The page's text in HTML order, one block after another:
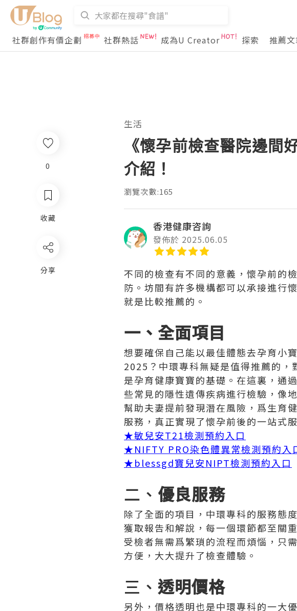
社群創作有價企劃
社群熱話 成為U Creator 探索 推薦
生活
《懷孕前檢查醫院邊間
介紹！
瀏覽次數:165
香港健康咨詢
發佈於 2025.06.05
不同的檢查有不同的意義，懷孕前的
防。坊間有許多機構都可以承接進行
就是比較推薦的。
一、全面項目
想要確保自己能以最佳體態去孕育小
2025？中環專科無疑是值得推薦的，
是孕育健康寶寶的基礎。在這裏，通
些常見的隱性遺傳疾病進行檢驗，像
幫助夫妻提前發現潛在風險，爲生育
服務，真正實現了懷孕前後的一站式
★敏兒安T21檢測預約入口
★NIFTY PRO染色體異常檢測預約入
★blessgd寶兒安NIPT檢測預約入口
二、 優良服務
除了全面的項目，中環專科的服務態
獲取報告和解說，每一個環節都至關
受檢者無需爲繁瑣的流程而煩惱，只
方便，大大提升了檢查體驗。
三、 透明價格
另外，價格透明也是中環專科的一大
0
收藏
分享